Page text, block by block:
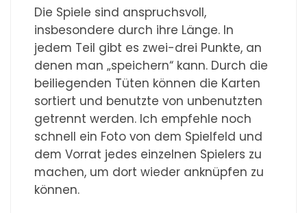
Die Spiele sind anspruchsvoll,
insbesondere durch ihre Länge. In
jedem Teil gibt es zwei-drei Punkte, an
denen man „speichern“ kann. Durch die
beiliegenden Tüten können die Karten
sortiert und benutzte von unbenutzten
getrennt werden. Ich empfehle noch
schnell ein Foto von dem Spielfeld und
dem Vorrat jedes einzelnen Spielers zu
machen, um dort wieder anknüpfen zu
können.